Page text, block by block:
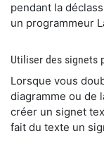
pendant la
un programmeur
​Utiliser des signets
​Lorsque vous
diagramme ou de
créer un signet
fait du texte un